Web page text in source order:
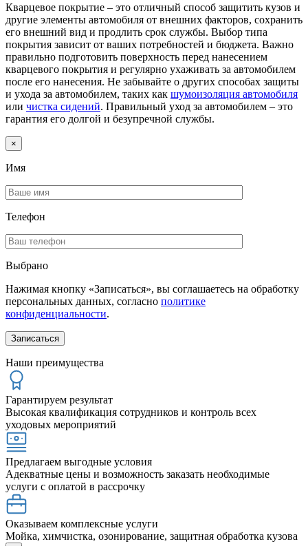
Кварцевое покрытие – это отличный способ защитить кузов и
другие элементы автомобиля от внешних факторов, сохранить
его внешний вид и продлить срок службы. Выбор типа
покрытия зависит от ваших потребностей и бюджета. Важно
правильно подготовить поверхность перед нанесением
кварцевого покрытия и регулярно ухаживать за автомобилем
после его нанесения. Не забывайте о других способах защиты
и ухода за автомобилем, таких как шумоизоляция автомобиля
или чистка сидений. Правильный уход за автомобилем – это
гарантия его долгой и безупречной службы.
×
Имя
Телефон
Выбрано
Нажимая кнопку «Записаться», вы соглашаетесь на обработку
персональных данных, согласно политике
конфиденциальности.
Наши преимущества
Гарантируем результат
Высокая квалификация сотрудников и контроль всех
уходовых мероприятий
Предлагаем выгодные условия
Адекватные цены и возможность заказать необходимые
услуги с оплатой в рассрочку
Оказываем комплексные услуги
Мойка, химчистка, озонирование, защитная обработка кузова